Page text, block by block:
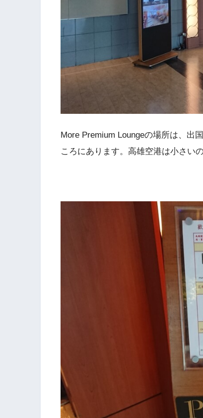
More Premium Loungeの場所は、出
ころにあります。高雄空港は小さい